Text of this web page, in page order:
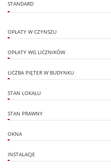
STANDARD
OPŁATY W CZYNSZU
OPŁATY WG LICZNIKÓW
LICZBA PIĘTER W BUDYNKU
STAN LOKALU
STAN PRAWNY
OKNA
INSTALACJE